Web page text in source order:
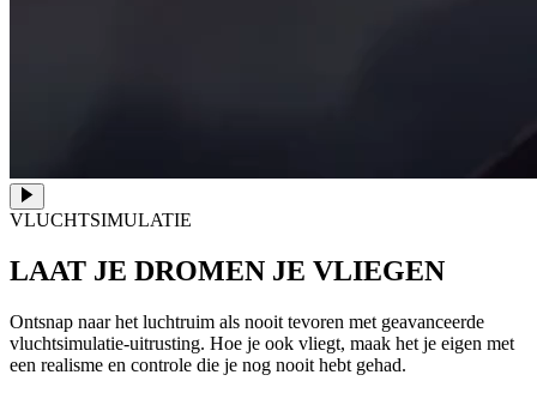
VLUCHTSIMULATIE
LAAT JE DROMEN JE VLIEGEN
Ontsnap naar het luchtruim als nooit tevoren met geavanceerde
vluchtsimulatie-uitrusting. Hoe je ook vliegt, maak het je eigen met
een realisme en controle die je nog nooit hebt gehad.